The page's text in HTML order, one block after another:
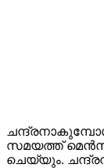
സമയത്ത്
ചെയ്യും.